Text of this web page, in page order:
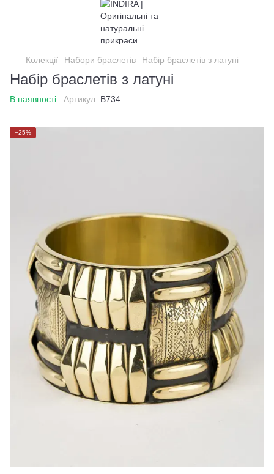
Колекції Набори браслетів Набір браслетів з латуні
Набір браслетів з латуні
В наявності Артикул: B734
−25%